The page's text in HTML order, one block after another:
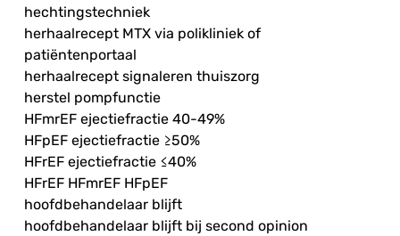
hechtingstechniek
herhaalrecept MTX via polikliniek of
patiëntenportaal
herhaalrecept signaleren thuiszorg
herstel pompfunctie
HFmrEF ejectiefractie 40-49%
HFpEF ejectiefractie ≥50%
HFrEF ejectiefractie ≤40%
HFrEF HFmrEF HFpEF
hoofdbehandelaar blijft
hoofdbehandelaar blijft bij second opinion